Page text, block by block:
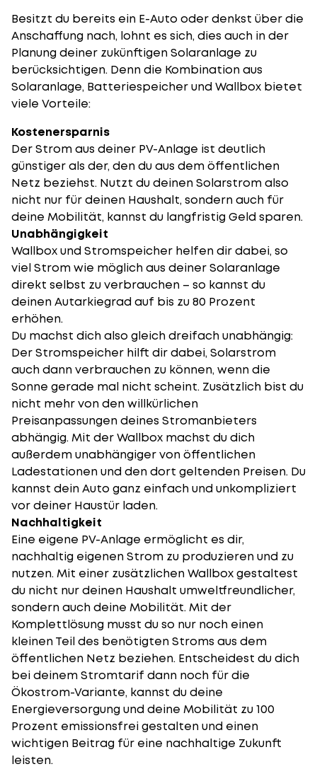
Besitzt du bereits ein E-Auto oder denkst über die
Anschaffung nach, lohnt es sich, dies auch in der
Planung deiner zukünftigen Solaranlage zu
berücksichtigen. Denn die Kombination aus
Solaranlage, Batteriespeicher und Wallbox bietet
viele Vorteile:
Kostenersparnis
Der Strom aus deiner PV-Anlage ist deutlich
günstiger als der, den du aus dem öffentlichen
Netz beziehst. Nutzt du deinen Solarstrom also
nicht nur für deinen Haushalt, sondern auch für
deine Mobilität, kannst du langfristig Geld sparen.
Unabhängigkeit
Wallbox und Stromspeicher helfen dir dabei, so
viel Strom wie möglich aus deiner Solaranlage
direkt selbst zu verbrauchen – so kannst du
deinen Autarkiegrad auf bis zu 80 Prozent
erhöhen.
Du machst dich also gleich dreifach unabhängig:
Der Stromspeicher hilft dir dabei, Solarstrom
auch dann verbrauchen zu können, wenn die
Sonne gerade mal nicht scheint. Zusätzlich bist du
nicht mehr von den willkürlichen
Preisanpassungen deines Stromanbieters
abhängig. Mit der Wallbox machst du dich
außerdem unabhängiger von öffentlichen
Ladestationen und den dort geltenden Preisen. Du
kannst dein Auto ganz einfach und unkompliziert
vor deiner Haustür laden.
Nachhaltigkeit
Eine eigene PV-Anlage ermöglicht es dir,
nachhaltig eigenen Strom zu produzieren und zu
nutzen. Mit einer zusätzlichen Wallbox gestaltest
du nicht nur deinen Haushalt umweltfreundlicher,
sondern auch deine Mobilität. Mit der
Komplettlösung musst du so nur noch einen
kleinen Teil des benötigten Stroms aus dem
öffentlichen Netz beziehen. Entscheidest du dich
bei deinem Stromtarif dann noch für die
Ökostrom-Variante, kannst du deine
Energieversorgung und deine Mobilität zu 100
Prozent emissionsfrei gestalten und einen
wichtigen Beitrag für eine nachhaltige Zukunft
leisten.